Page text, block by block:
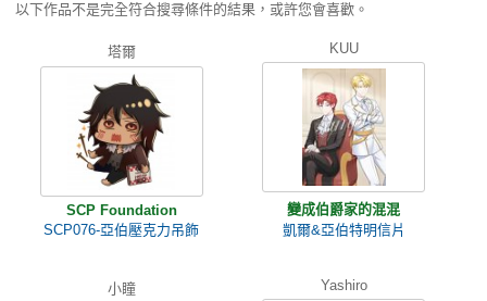
以下作品不是完全符合搜尋條件的結果，或許您會喜歡。
塔爾
SCP Foundation
SCP076-亞伯壓克力吊飾
KUU
變成伯爵家的混混
凱爾&亞伯特明信片
小瞳 Yashiro